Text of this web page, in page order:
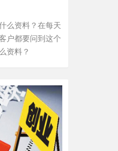
么资料？在每天
户都要问到这个
资料？